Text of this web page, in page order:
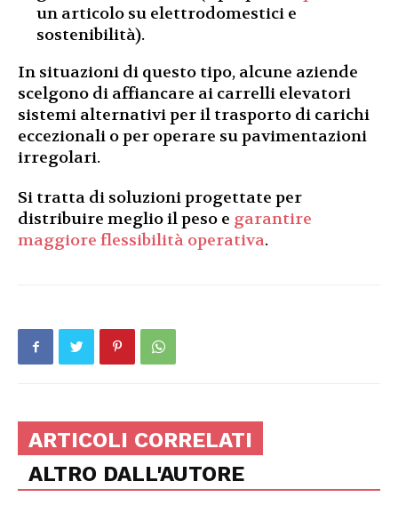
un articolo su elettrodomestici e
sostenibilità).
In situazioni di questo tipo, alcune aziende
scelgono di affiancare ai carrelli elevatori
sistemi alternativi per il trasporto di carichi
eccezionali o per operare su pavimentazioni
irregolari.
Si tratta di soluzioni progettate per
distribuire meglio il peso e garantire
maggiore flessibilità operativa.
ARTICOLI CORRELATI
ALTRO DALL'AUTORE